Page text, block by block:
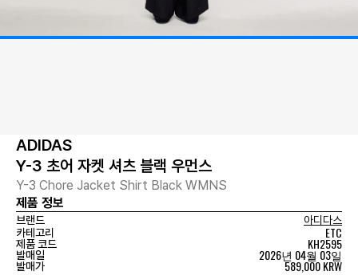
ADIDAS
Y-3 초어 자켓 셔츠 블랙 우먼스
Y-3 Chore Jacket Shirt Black WMNS
제품 정보
브랜드
아디다스
카테고리
ETC
제품 코드 KH2595
발매일 2026년 04월 03일
발매가 589,000 KRW